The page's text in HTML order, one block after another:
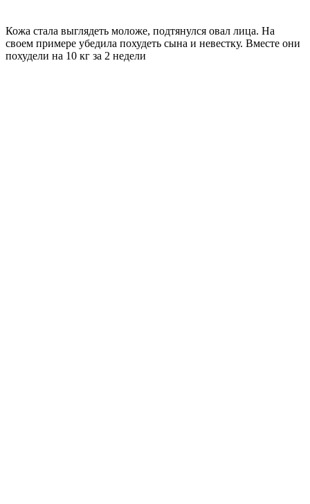
Кожа стала выглядеть моложе, подтянулся овал лица. На
своем примере убедила похудеть сына и невестку. Вместе они
похудели на 10 кг за 2 недели